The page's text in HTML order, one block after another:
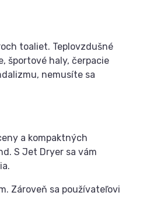
toaliet. Teplovzdušné
športové haly, čerpacie
nemusíte sa
a kompaktných
S Jet Dryer sa vám
Zároveň sa používateľovi